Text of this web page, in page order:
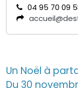
04 95 70 09
Un Noël à
Du 30